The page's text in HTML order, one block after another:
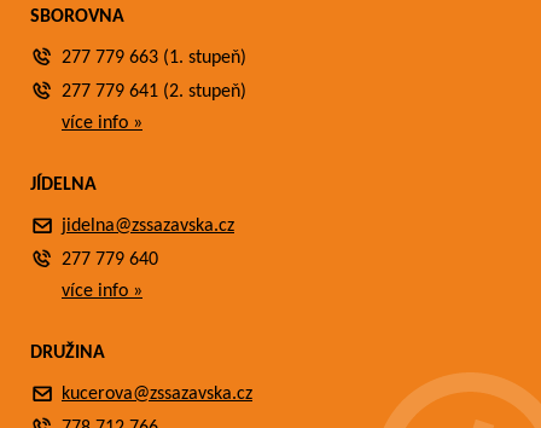
SBOROVNA
277 779 663 (1. stupeň)
277 779 641 (2. stupeň)
více info »
JÍDELNA
jidelna@zssazavska.cz
277 779 640
více info »
DRUŽINA
kucerova@zssazavska.cz